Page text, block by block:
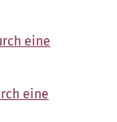
eine
eine